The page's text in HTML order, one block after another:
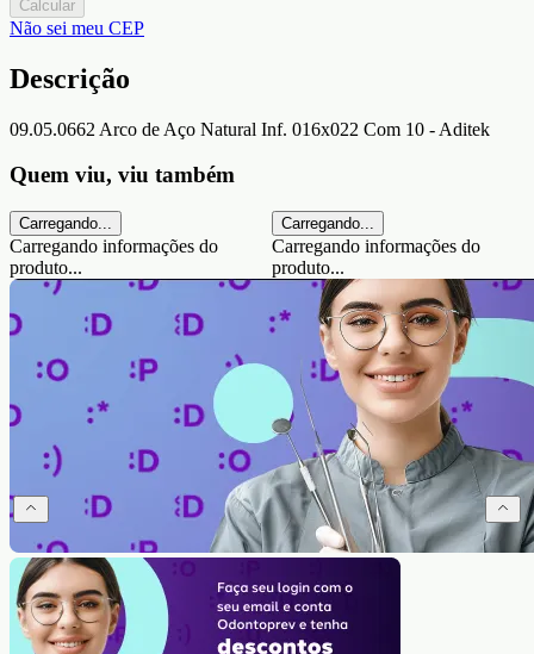
Calcular
Não sei meu CEP
Descrição
09.05.0662 Arco de Aço Natural Inf. 016x022 Com 10 - Aditek
Quem viu, viu também
Carregando...
Carregando informações do
produto...
Carregando...
Carregando informações do
produto...